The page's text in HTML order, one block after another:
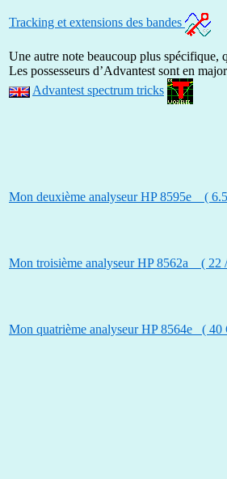
Tracking et extensions des bandes
Une autre note beaucoup plus spécifique,
Les possesseurs d’Advantest sont en
Advantest spectrum tricks
Mon deuxième analyseur HP 8595e (
Mon troisième analyseur HP 8562a ( 22
Mon quatrième analyseur HP 8564e ( 40